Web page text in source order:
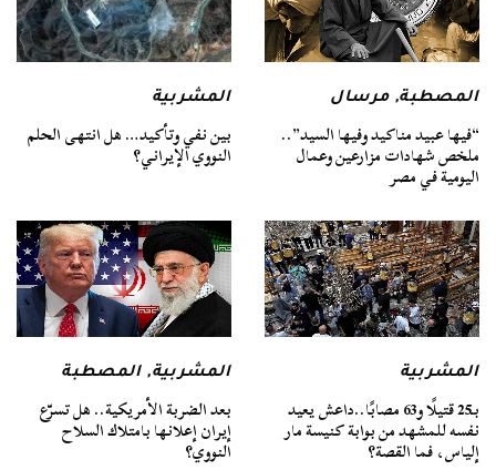
المصطبة,مرسال
“فيها عبيد مناكيد وفيها السيد”..
ملخص شهادات مزارعين وعمال
اليومية في مصر
المشربية
بين نفي وتأكيد… هل انتهى الحلم
النووي الإيراني؟
المشربية
بـ25 قتيلًا و63 مصابًا..داعش يعيد
نفسه للمشهد من بوابة كنيسة مار
إلياس، فما القصة؟
المشربية,المصطبة
بعد الضربة الأمريكية.. هل تسرّع
إيران إعلانها بامتلاك السلاح
النووي؟